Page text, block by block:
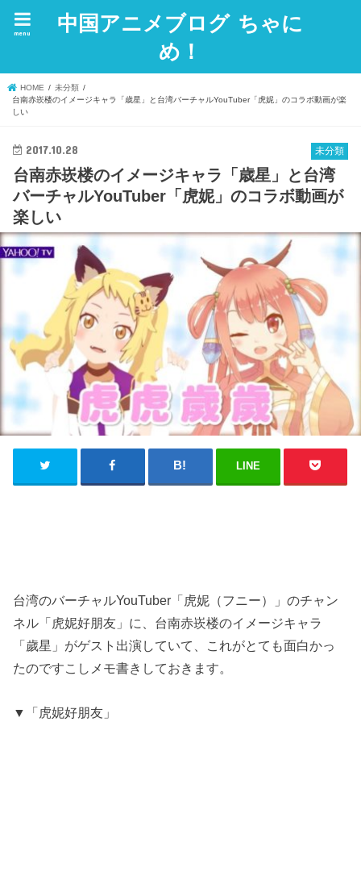
中国アニメブログ ちゃに
め！
menu
HOME
未分類
台南赤崁楼のイメージキャラ「歳星」と台湾バーチャルYouTuber「虎妮」のコラボ動画が楽
しい
未分類
2017.10.28
台南赤崁楼のイメージキャラ「歳星」と台湾
バーチャルYouTuber「虎妮」のコラボ動画が
楽しい
LINE
台湾のバーチャルYouTuber「虎妮（フニー）」のチャン
ネル「虎妮好朋友」に、台南赤崁楼のイメージキャラ
「歲星」がゲスト出演していて、これがとても面白かっ
たのですこしメモ書きしておきます。
▼「虎妮好朋友」